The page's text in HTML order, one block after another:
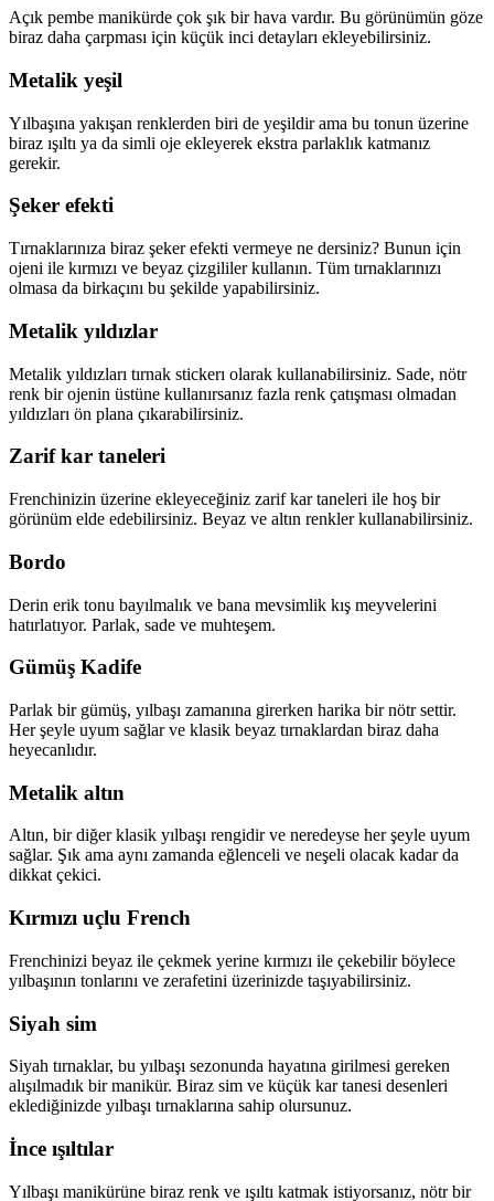
Açık pembe manikürde çok şık bir hava vardır. Bu görünümün göze
biraz daha çarpması için küçük inci detayları ekleyebilirsiniz.
Metalik yeşil
Yılbaşına yakışan renklerden biri de yeşildir ama bu tonun üzerine
biraz ışıltı ya da simli oje ekleyerek ekstra parlaklık katmanız
gerekir.
Şeker efekti
Tırnaklarınıza biraz şeker efekti vermeye ne dersiniz? Bunun için
ojeni ile kırmızı ve beyaz çizgililer kullanın. Tüm tırnaklarınızı
olmasa da birkaçını bu şekilde yapabilirsiniz.
Metalik yıldızlar
Metalik yıldızları tırnak stickerı olarak kullanabilirsiniz. Sade, nötr
renk bir ojenin üstüne kullanırsanız fazla renk çatışması olmadan
yıldızları ön plana çıkarabilirsiniz.
Zarif kar taneleri
Frenchinizin üzerine ekleyeceğiniz zarif kar taneleri ile hoş bir
görünüm elde edebilirsiniz. Beyaz ve altın renkler kullanabilirsiniz.
Bordo
Derin erik tonu bayılmalık ve bana mevsimlik kış meyvelerini
hatırlatıyor. Parlak, sade ve muhteşem.
Gümüş Kadife
Parlak bir gümüş, yılbaşı zamanına girerken harika bir nötr settir.
Her şeyle uyum sağlar ve klasik beyaz tırnaklardan biraz daha
heyecanlıdır.
Metalik altın
Altın, bir diğer klasik yılbaşı rengidir ve neredeyse her şeyle uyum
sağlar. Şık ama aynı zamanda eğlenceli ve neşeli olacak kadar da
dikkat çekici.
Kırmızı uçlu French
Frenchinizi beyaz ile çekmek yerine kırmızı ile çekebilir böylece
yılbaşının tonlarını ve zerafetini üzerinizde taşıyabilirsiniz.
Siyah sim
Siyah tırnaklar, bu yılbaşı sezonunda hayatına girilmesi gereken
alışılmadık bir manikür. Biraz sim ve küçük kar tanesi desenleri
eklediğinizde yılbaşı tırnaklarına sahip olursunuz.
İnce ışıltılar
Yılbaşı manikürüne biraz renk ve ışıltı katmak istiyorsanız, nötr bir